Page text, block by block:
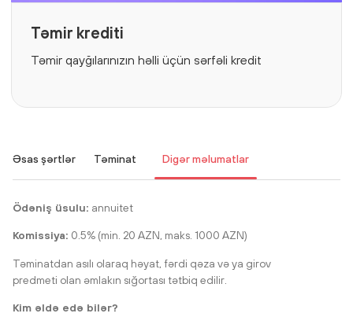
Təmir krediti
Təmir qayğılarınızın həlli üçün sərfəli kredit
Əsas şərtlər Təminat Digər məlumatlar
Ödəniş üsulu: annuitet
Komissiya: 0.5% (min. 20 AZN, maks. 1000 AZN)
Təminatdan asılı olaraq həyat, fərdi qəza və ya girov
predmeti olan əmlakın sığortası tətbiq edilir.
Kim əldə edə bilər?